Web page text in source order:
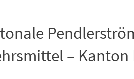
– Kanton